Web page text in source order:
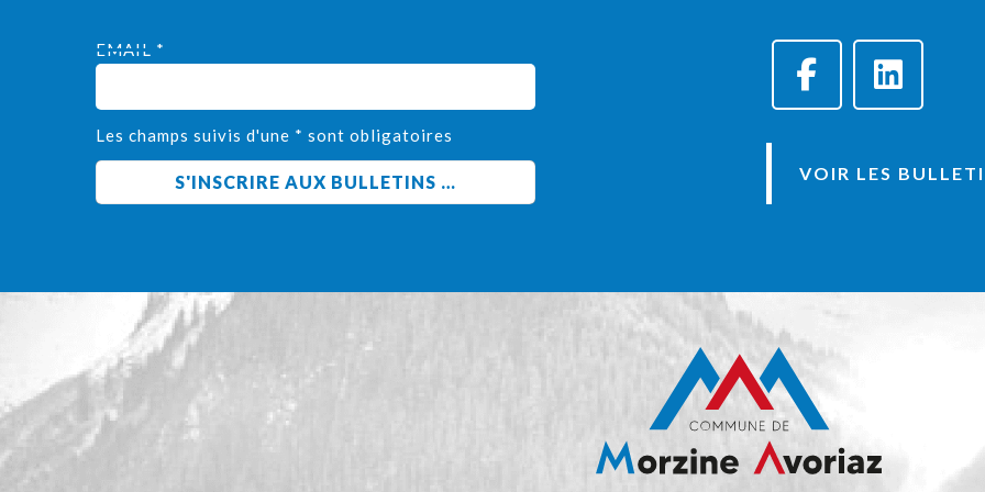
EMAIL *
Les champs suivis d'une * sont obligatoires
VOIR LES